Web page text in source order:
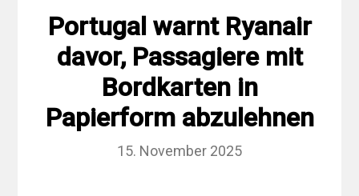
Portugal warnt Ryanair
davor, Passagiere mit
Bordkarten in
Papierform abzulehnen
15. November 2025